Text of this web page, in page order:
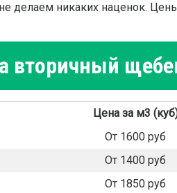
делаем никаких наценок.
вторичный
Цена за м3
От 1600 руб
От 1400 руб
От 1850 руб